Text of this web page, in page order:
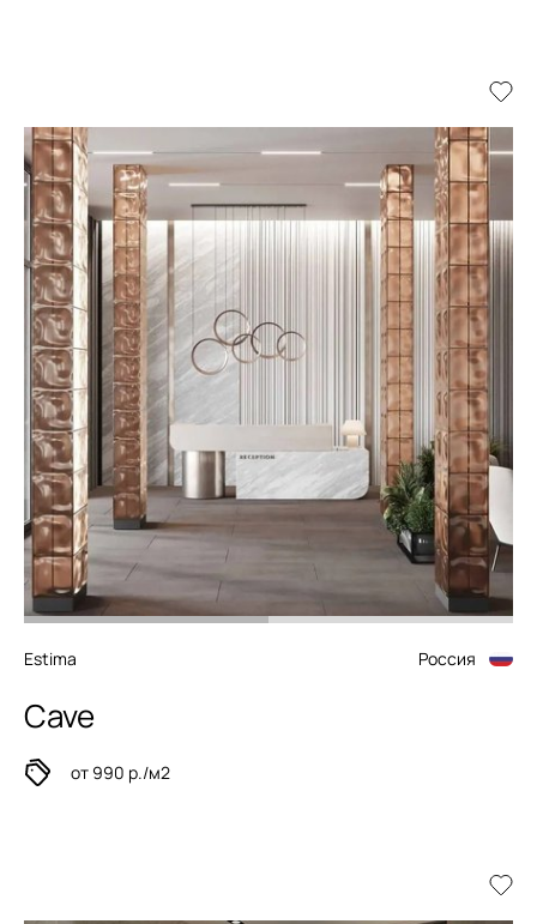
Estima Россия
Cave
от 990 р./м2